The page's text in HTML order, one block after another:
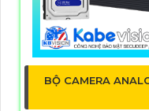
BỘ CAMERA